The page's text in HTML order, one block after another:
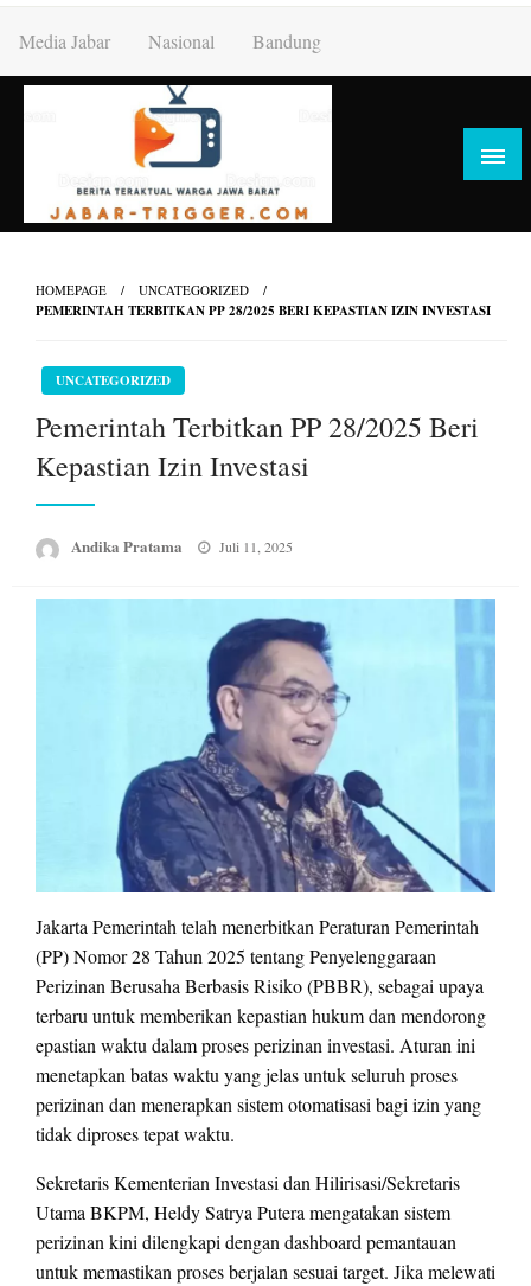
content
Media Jabar Nasional Bandung
HOMEPAGE UNCATEGORIZED
PEMERINTAH TERBITKAN PP 28/2025 BERI KEPASTIAN IZIN INVESTASI
UNCATEGORIZED
Pemerintah Terbitkan PP 28/2025 Beri
Kepastian Izin Investasi
Andika Pratama
Posted
Juli 11, 2025
Jakarta Pemerintah telah menerbitkan Peraturan Pemerintah
(PP) Nomor 28 Tahun 2025 tentang Penyelenggaraan
Perizinan Berusaha Berbasis Risiko (PBBR), sebagai upaya
terbaru untuk memberikan kepastian hukum dan mendorong
epastian waktu dalam proses perizinan investasi. Aturan ini
menetapkan batas waktu yang jelas untuk seluruh proses
perizinan dan menerapkan sistem otomatisasi bagi izin yang
tidak diproses tepat waktu.
Sekretaris Kementerian Investasi dan Hilirisasi/Sekretaris
Utama BKPM, Heldy Satrya Putera mengatakan sistem
perizinan kini dilengkapi dengan dashboard pemantauan
untuk memastikan proses berjalan sesuai target. Jika melewati